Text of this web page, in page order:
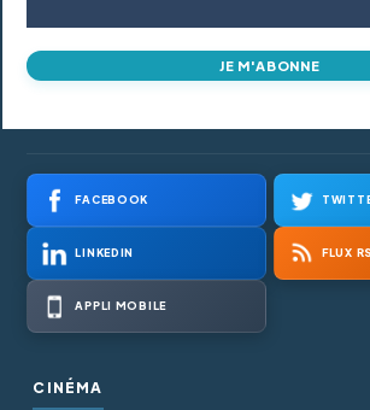
JE M'ABONNE
FACEBOOK
LINKEDIN FLUX
APPLI MOBILE
CINÉMA